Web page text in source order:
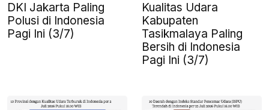
DKI Jakarta Paling
Polusi di Indonesia
Pagi Ini (3/7)
Kualitas Udara
Kabupaten
Tasikmalaya Paling
Bersih di Indonesia
Pagi Ini (3/7)